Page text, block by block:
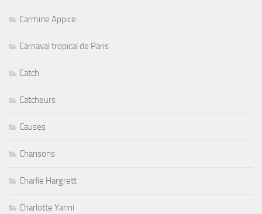
Carmine Appice
Carnaval tropical de Paris
Catch
Catcheurs
Causes
Chansons
Charlie Hargrett
Charlotte Yanni